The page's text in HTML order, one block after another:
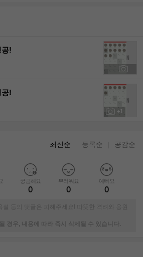
공!
+1
공!
최신순 등록순 공감순
궁금해요
0
부러워요
0
예뻐요
0
등의 댓글은 피해주세요! 따뜻한 격려와 응원
경우, 내용에 따라 즉시 삭제될 수 있습니다.